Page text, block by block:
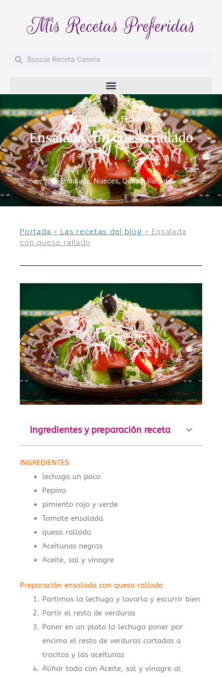
Mis Recetas Preferidas
BuscarBuscar
Ensaladas,Entrantes
Ensalada con queso rallado
Ensalada,Nueces,Queso,Rallado
Portada » Las recetas del blog » Ensalada
con queso rallado
Ingredientes y preparación receta
INGREDIENTES
lechuga un poco
Pepino
pimiento rojo y verde
Tomate ensalada
queso rallado
Aceitunas negras
Aceite, sal y vinagre
Preparación ensalada con queso rallado
Partimos la lechuga y lavarla y escurrir bien
Partir el resto de verduras
Poner en un plato la lechuga poner por
encima el resto de verduras cortadas a
trocitos y las aceitunas
Aliñar todo con Aceite, sal y vinagre al